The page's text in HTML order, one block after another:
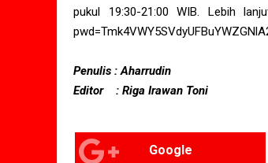
pukul 19:30-21:00 WIB. Lebih
Penulis : Aharrudin
Editor : Riga Irawan Toni
Google